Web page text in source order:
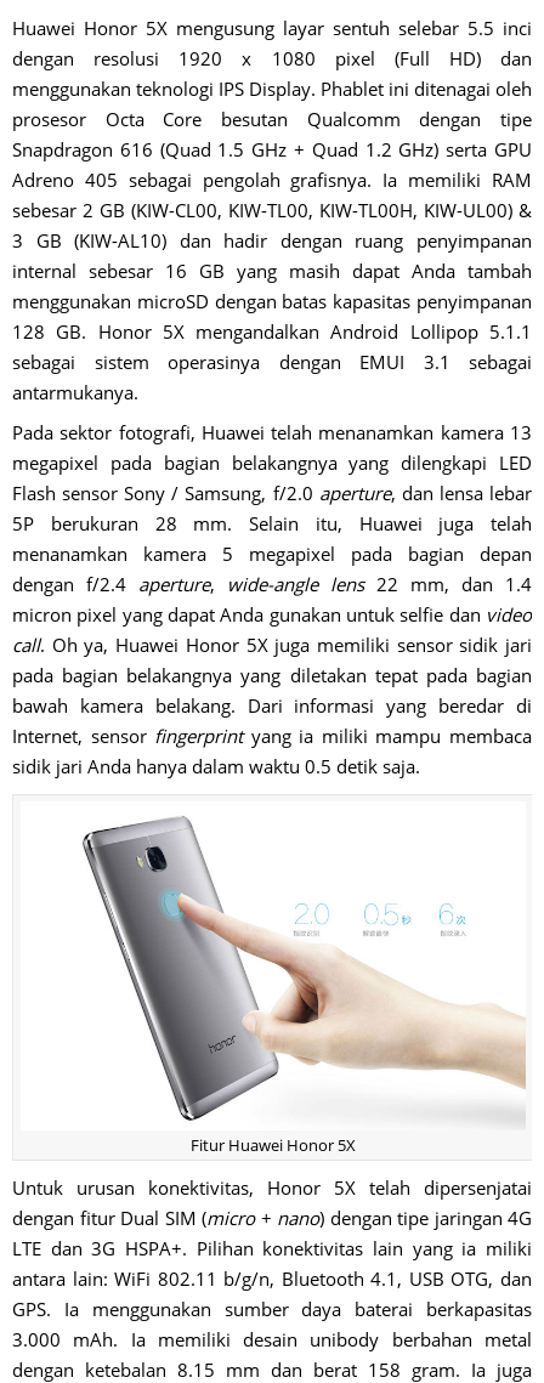
Huawei Honor 5X mengusung layar sentuh selebar 5.5 inci
dengan resolusi 1920 x 1080 pixel (Full HD) dan
menggunakan teknologi IPS Display. Phablet ini ditenagai oleh
prosesor Octa Core besutan Qualcomm dengan tipe
Snapdragon 616 (Quad 1.5 GHz + Quad 1.2 GHz) serta GPU
Adreno 405 sebagai pengolah grafisnya. Ia memiliki RAM
sebesar 2 GB (KIW-CL00, KIW-TL00, KIW-TL00H, KIW-UL00) &
3 GB (KIW-AL10) dan hadir dengan ruang penyimpanan
internal sebesar 16 GB yang masih dapat Anda tambah
menggunakan microSD dengan batas kapasitas penyimpanan
128 GB. Honor 5X mengandalkan Android Lollipop 5.1.1
sebagai sistem operasinya dengan EMUI 3.1 sebagai
antarmukanya.
Pada sektor fotografi, Huawei telah menanamkan kamera 13
megapixel pada bagian belakangnya yang dilengkapi LED
Flash sensor Sony / Samsung, f/2.0 aperture, dan lensa lebar
5P berukuran 28 mm. Selain itu, Huawei juga telah
menanamkan kamera 5 megapixel pada bagian depan
dengan f/2.4 aperture, wide-angle lens22 mm, dan 1.4
micron pixel yang dapat Anda gunakan untuk selfie dan video
call. Oh ya, Huawei Honor 5X juga memiliki sensor sidik jari
pada bagian belakangnya yang diletakan tepat pada bagian
bawah kamera belakang. Dari informasi yang beredar di
Internet, sensor fingerprintyang ia miliki mampu membaca
sidik jari Anda hanya dalam waktu 0.5 detik saja.
Fitur Huawei Honor 5X
Untuk urusan konektivitas, Honor 5X telah dipersenjatai
dengan fitur Dual SIM (micro+ nano) dengan tipe jaringan 4G
LTE dan 3G HSPA+. Pilihan konektivitas lain yang ia miliki
antara lain: WiFi 802.11 b/g/n, Bluetooth 4.1, USB OTG, dan
GPS. Ia menggunakan sumber daya baterai berkapasitas
3.000 mAh. Ia memiliki desain unibody berbahan metal
dengan ketebalan 8.15 mm dan berat 158 gram. Ia juga